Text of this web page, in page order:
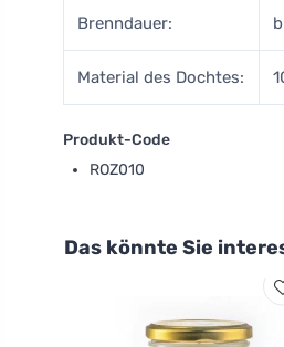
Brenndauer:
Material des Dochtes:
Produkt-Code
ROZ010
Das könnte Sie